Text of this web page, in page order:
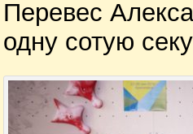
Перевес
одну сотую